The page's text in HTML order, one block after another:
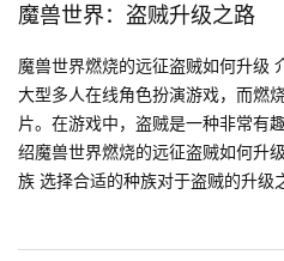
魔兽世界：盗贼升级之路
魔兽世界燃烧的远征盗贼如何升级
大型多人在线角色扮演游戏，而燃
片。在游戏中，盗贼是一种非常有
绍魔兽世界燃烧的远征盗贼如何升
族 选择合适的种族对于盗贼的升级